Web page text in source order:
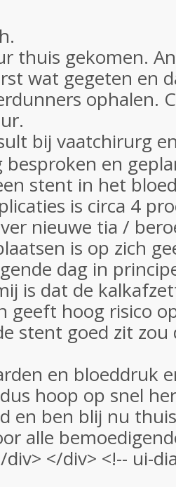
thuis gekomen.
wat gegeten en
ophalen.
bij vaatchirurg
en
stent in het
is circa 4
nieuwe tia /
is op zich
dag in
is dat de
geeft hoog risico
stent goed zit
en bloeddruk
hoop op snel
en ben blij nu
alle